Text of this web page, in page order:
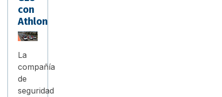
con
Athlon
La
compañía
de
seguridad